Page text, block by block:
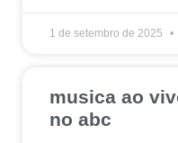
1 de setembro de 2025
musica ao
no abc